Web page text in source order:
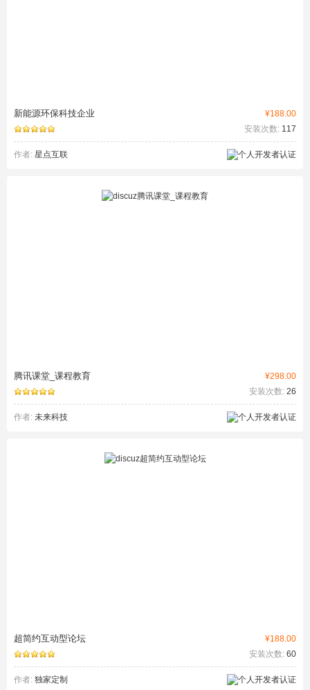
¥188.00
新能源环保科技企业
安装次数: 117
作者: 星点互联
¥298.00
腾讯课堂_课程教育
安装次数: 26
作者: 未来科技
¥188.00
超简约互动型论坛
安装次数: 60
作者: 独家定制